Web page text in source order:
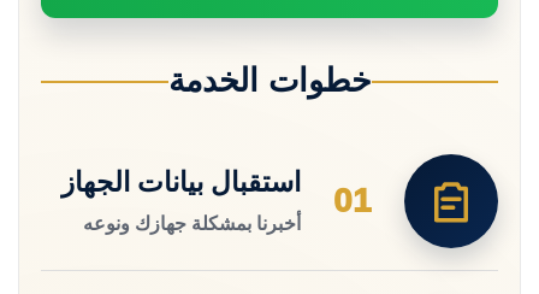
خطوات الخدمة
01
استقبال بيانات الجهاز
أخبرنا بمشكلة جهازك ونوعه